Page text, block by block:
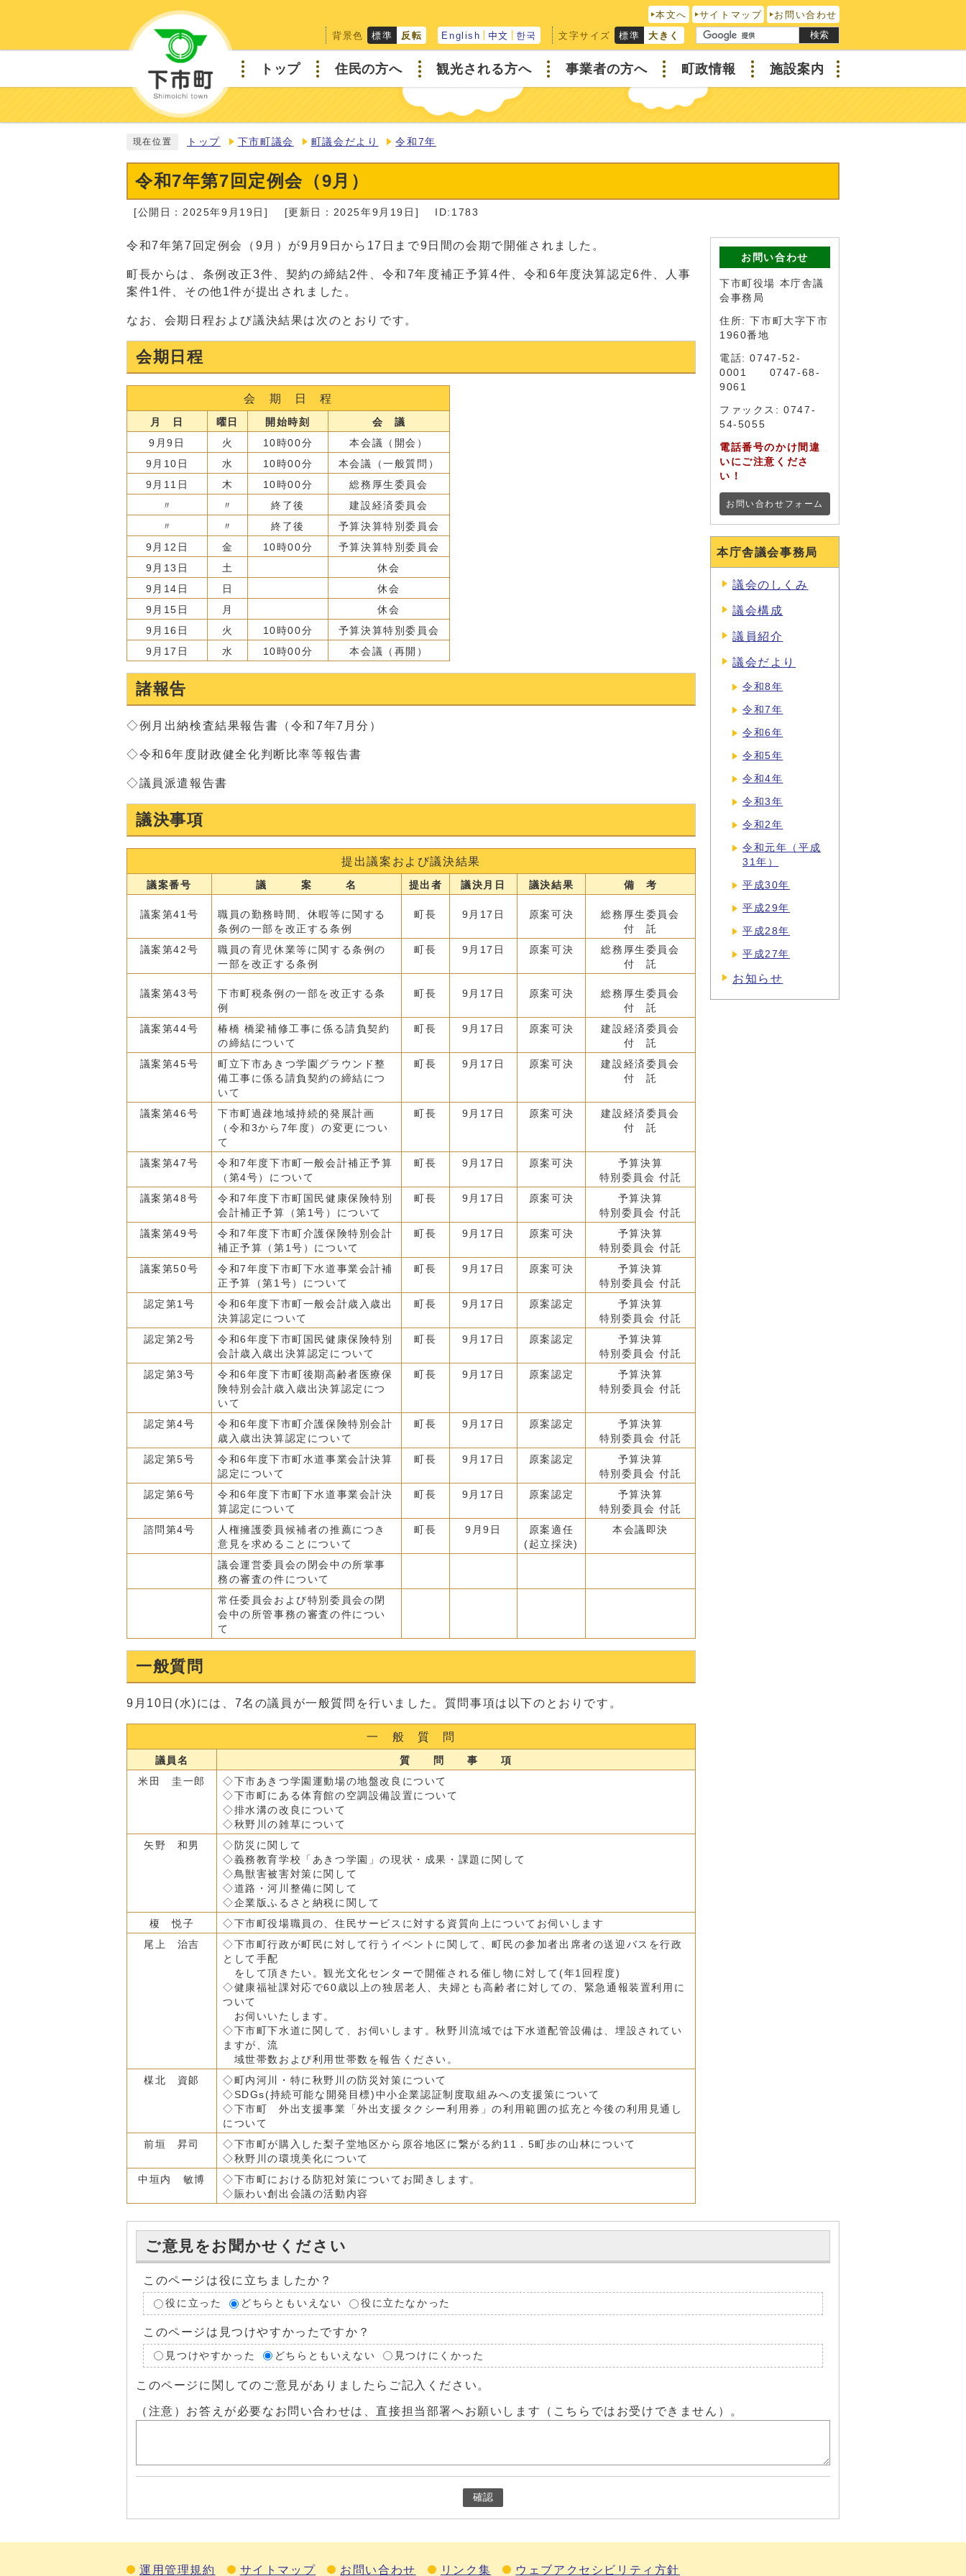
本文へ サイトマップ
お問い合わせ
背景色
標準 反転 English 中文 한국 文字サイズ 標準 大きく 検索
トップ 住民の方へ 観光される方へ 事業者の方へ 町政情報 施設案内
現在位置 トップ 下市町議会 町議会だより 令和7年
令和7年第7回定例会（9月）
[公開日：2025年9月19日] [更新日：2025年9月19日] ID:1783
令和7年第7回定例会（9月）が9月9日から17日まで9日間の会期で開催されました。
町長からは、条例改正3件、契約の締結2件、令和7年度補正予算4件、令和6年度決算認定6件、人事
案件1件、その他1件が提出されました。
なお、会期日程および議決結果は次のとおりです。
会期日程
会 期 日 程
月 日 曜日 開始時刻
会 議
9月9日
火 10時00分
本会議（開会）
9月10日
水 10時00分
本会議（一般質問）
9月11日
木 10時00分
総務厚生委員会
〃
〃 終了後
建設経済委員会
〃
〃 終了後
予算決算特別委員会
9月12日
金 10時00分
予算決算特別委員会
9月13日
土
休会
9月14日
日
休会
9月15日
月
休会
9月16日
火 10時00分
予算決算特別委員会
9月17日
水 10時00分 本会議（再開）
諸報告
◇例月出納検査結果報告書（令和7年7月分）
◇令和6年度財政健全化判断比率等報告書
◇議員派遣報告書
議決事項
提出議案および議決結果
議案番号 議 案 名 提出者 議決月日 議決結果 備 考
議案第41号
職員の勤務時間、休暇等に関する
条例の一部を改正する条例
町長 9月17日 原案可決
総務厚生委員会
付 託
議案第42号
職員の育児休業等に関する条例の
一部を改正する条例
町長 9月17日 原案可決
総務厚生委員会
付 託
議案第43号
下市町税条例の一部を改正する条
例
町長 9月17日 原案可決
総務厚生委員会
付 託
議案第44号
椿橋 橋梁補修工事に係る請負契約
の締結について
町長 9月17日 原案可決
建設経済委員会
付 託
議案第45号
町立下市あきつ学園グラウンド整
備工事に係る請負契約の締結につ
いて
町長 9月17日 原案可決
建設経済委員会
付 託
議案第46号
下市町過疎地域持続的発展計画
（令和3から7年度）の変更につい
て
町長 9月17日 原案可決
建設経済委員会
付 託
議案第47号
令和7年度下市町一般会計補正予算
（第4号）について
町長 9月17日 原案可決
予算決算
特別委員会 付託
議案第48号
令和7年度下市町国民健康保険特別
会計補正予算（第1号）について
町長 9月17日 原案可決
予算決算
特別委員会 付託
議案第49号
令和7年度下市町介護保険特別会計
補正予算（第1号）について
町長 9月17日 原案可決
予算決算
特別委員会 付託
議案第50号
令和7年度下市町下水道事業会計補
正予算（第1号）について
町長 9月17日 原案可決
予算決算
特別委員会 付託
認定第1号
令和6年度下市町一般会計歳入歳出
決算認定について
町長 9月17日 原案認定
予算決算
特別委員会 付託
認定第2号
令和6年度下市町国民健康保険特別
会計歳入歳出決算認定について
町長 9月17日 原案認定
予算決算
特別委員会 付託
認定第3号
令和6年度下市町後期高齢者医療保
険特別会計歳入歳出決算認定につ
いて
町長 9月17日 原案認定
予算決算
特別委員会 付託
認定第4号
令和6年度下市町介護保険特別会計
歳入歳出決算認定について
町長 9月17日 原案認定
予算決算
特別委員会 付託
認定第5号
令和6年度下市町水道事業会計決算
認定について
町長 9月17日 原案認定
予算決算
特別委員会 付託
認定第6号
令和6年度下市町下水道事業会計決
算認定について
町長 9月17日 原案認定
予算決算
特別委員会 付託
諮問第4号
人権擁護委員候補者の推薦につき
意見を求めることについて
町長 9月9日
原案適任
(起立採決)
本会議即決
議会運営委員会の閉会中の所掌事
務の審査の件について
常任委員会および特別委員会の閉
会中の所管事務の審査の件につい
て
一般質問
9月10日(水)には、7名の議員が一般質問を行いました。質問事項は以下のとおりです。
一 般 質 問
議員名
質 問 事 項
米田 圭一郎
◇下市あきつ学園運動場の地盤改良について
◇下市町にある体育館の空調設備設置について
◇排水溝の改良について
◇秋野川の雑草について
矢野 和男
◇防災に関して
◇義務教育学校「あきつ学園」の現状・成果・課題に関して
◇鳥獣害被害対策に関して
◇道路・河川整備に関して
◇企業版ふるさと納税に関して
榎 悦子
◇下市町役場職員の、住民サービスに対する資質向上についてお伺いします
尾上 治吉
◇下市町行政が町民に対して行うイベントに関して、町民の参加者出席者の送迎バスを行政
として手配
をして頂きたい。観光文化センターで開催される催し物に対して(年1回程度)
◇健康福祉課対応で60歳以上の独居老人、夫婦とも高齢者に対しての、緊急通報装置利用に
ついて
お伺いいたします。
◇下市町下水道に関して、お伺いします。秋野川流域では下水道配管設備は、埋設されてい
ますが、流
域世帯数および利用世帯数を報告ください。
楳北 資郞
◇町内河川・特に秋野川の防災対策について
◇SDGs(持続可能な開発目標)中小企業認証制度取組みへの支援策について
◇下市町 外出支援事業「外出支援タクシー利用券」の利用範囲の拡充と今後の利用見通し
について
前垣 昇司
◇下市町が購入した梨子堂地区から原谷地区に繋がる約11．5町歩の山林について
◇秋野川の環境美化について
中垣内 敏博
◇下市町における防犯対策についてお聞きします。
◇賑わい創出会議の活動内容
お問い合わせ
下市町役場 本庁舎議
会事務局
住所: 下市町大字下市
1960番地
電話: 0747-52-
0001 0747-68-
9061
ファックス: 0747-
54-5055
電話番号のかけ間違
いにご注意くださ
い！
お問い合わせフォーム
本庁舎議会事務局
議会のしくみ
議会構成
議員紹介
議会だより
令和8年
令和7年
令和6年
令和5年
令和4年
令和3年
令和2年
令和元年（平成
31年）
平成30年
平成29年
平成28年
平成27年
お知らせ
ご意見をお聞かせください
このページは役に立ちましたか？
役に立った どちらともいえない 役に立たなかった
このページは見つけやすかったですか？
見つけやすかった どちらともいえない 見つけにくかった
このページに関してのご意見がありましたらご記入ください。
（注意）お答えが必要なお問い合わせは、直接担当部署へお願いします（こちらではお受けできません）。
確認
運用管理規約 サイトマップ お問い合わせ リンク集 ウェブアクセシビリティ方針